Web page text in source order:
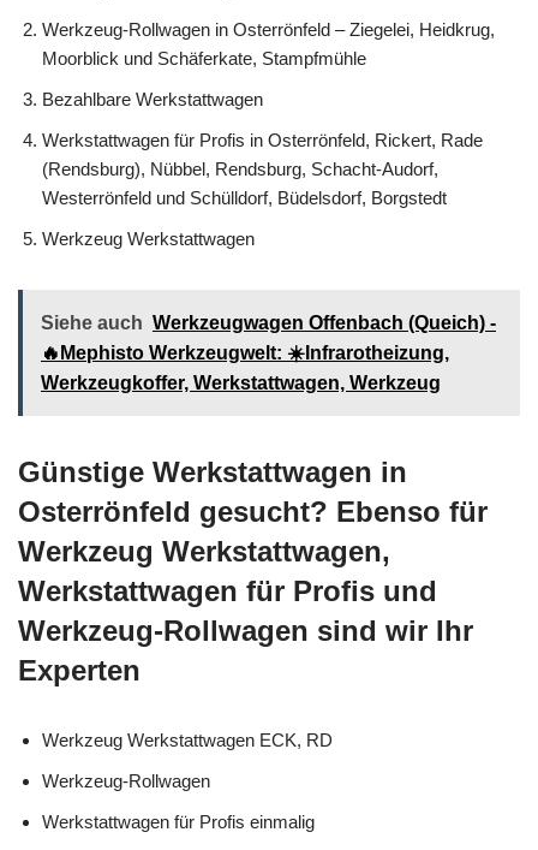
Werkzeug-Rollwagen in Osterrönfeld – Ziegelei, Heidkrug,
Moorblick und Schäferkate, Stampfmühle
Bezahlbare Werkstattwagen
Werkstattwagen für Profis in Osterrönfeld, Rickert, Rade
(Rendsburg), Nübbel, Rendsburg, Schacht-Audorf,
Westerrönfeld und Schülldorf, Büdelsdorf, Borgstedt
Werkzeug Werkstattwagen
Siehe auch Werkzeugwagen Offenbach (Queich) -
🔥Mephisto Werkzeugwelt: ☀️Infrarotheizung,
Werkzeugkoffer, Werkstattwagen, Werkzeug
Günstige Werkstattwagen in
Osterrönfeld gesucht? Ebenso für
Werkzeug Werkstattwagen,
Werkstattwagen für Profis und
Werkzeug-Rollwagen sind wir Ihr
Experten
Werkzeug Werkstattwagen ECK, RD
Werkzeug-Rollwagen
Werkstattwagen für Profis einmalig